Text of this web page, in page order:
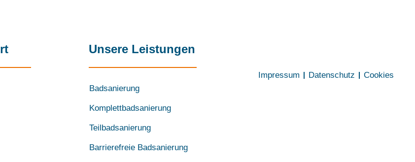
Unsere Leistungen
Badsanierung
Komplettbadsanierung
Teilbadsanierung
Barrierefreie Badsanierung
Impressum Datenschutz Cookies